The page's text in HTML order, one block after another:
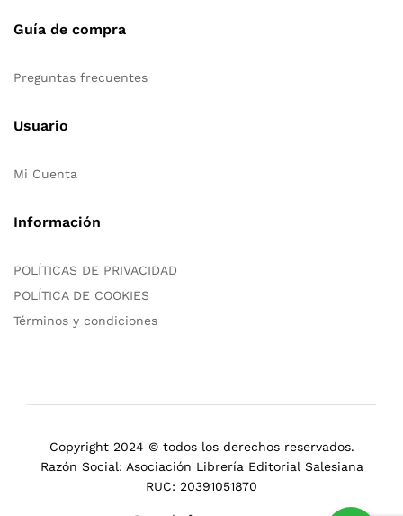
Guía de compra
Preguntas frecuentes
Usuario
Mi Cuenta
Información
POLÍTICAS DE PRIVACIDAD
POLÍTICA DE COOKIES
Términos y condiciones
Copyright 2024 © todos los derechos reservados.
Razón Social: Asociación Librería Editorial Salesiana
RUC: 20391051870